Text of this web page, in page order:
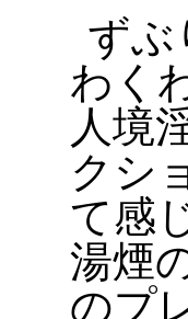
ずぶ
わく
人境
クシ
て感
湯煙
のプ